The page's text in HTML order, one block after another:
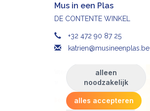
Mus in een Plas
DE CONTENTE WINKEL
+32 472 90 87 25
katrien@musineenplas.be